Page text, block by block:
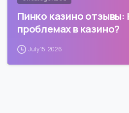
Пинко казино отзывы:
проблемах в казино?
July 15, 2026